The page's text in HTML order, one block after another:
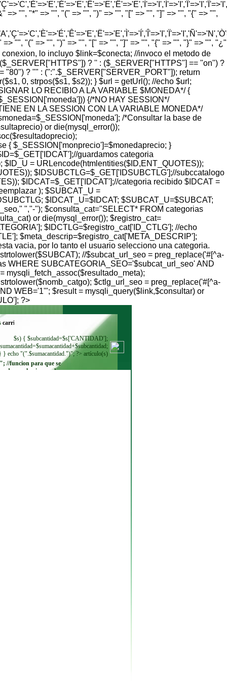
"", "*" => "", "(" => "", ")" => "", "[" => "", "]" => "", "{" => "",
"", "(" => "", ")" => "", "[" => "", "]" => "", "{" => "", "}" => "", "¿"
lo incluyo $link=$conecta; //invoco el metodo de
? '' : ($_SERVER["HTTPS"] == "on") ?
"80") ? "" : (":".$_SERVER["SERVER_PORT"]); return
0, strpos($s1, $s2)); } $url = getUrl(); //echo $url;
LO RECIBIO A LA VARIABLE $MONEDA*/ {
{/*NO HAY SESSION*/
EN LA SESSION CON LA VARIABLE MONEDA*/
/*Consultar la base de
or die(mysql_error());
{ $_SESSION['monprecio']=$monedaprecio; }
guardamos categoria
= URLencode(htmlentities($ID,ENT_QUOTES));
$IDSUBCTLG=$_GET['IDSUBCTLG'];//subccatalogo
$IDCAT=$_GET['IDCAT'];//categoria recibido $IDCAT =
); $SUBCAT_U =
$IDCAT_U=$IDCAT; $SUBCAT_U=$SUBCAT;
","-"); $consulta_cat="SELECT* FROM categorias
or die(mysql_error()); $registro_cat=
$IDCTLG=$registro_cat['ID_CTLG']; //echo
$meta_descrip=$registro_cat['META_DESCRIP'];
vacia, por lo tanto el usuario selecciono una categoria.
//$subcat_url_seo = preg_replace('#[^a-
WHERE SUBCATEGORIA_SEO='$subcat_url_seo' AND
mysqli_fetch_assoc($resultado_meta);
$ctlg_url_seo = preg_replace('#[^a-
WEB='1'"; $result = mysqli_query($link,$consultar) or
?>
$s) { $subcantidad=$s['CANTIDAD'];
} echo "(".$sumacantidad.")"; ?> artículo(s)
"; //funcion para que se
se seleccione. echo